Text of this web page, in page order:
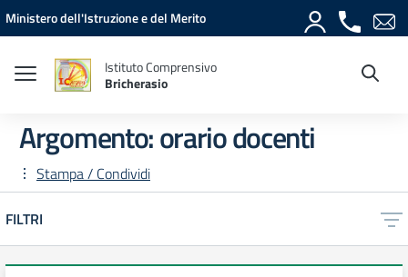
Vai ai contenuti
Vai al menu di navigazione
Vai al footer
Ministero dell'Istruzione e del Merito
Istituto Comprensivo
Bricherasio
Argomento: orario docenti
Stampa / Condividi
FILTRI